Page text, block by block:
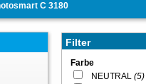
C 3180
Filter
Farbe
NEUTRAL (5)